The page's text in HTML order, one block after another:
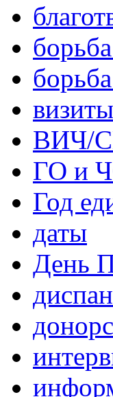
ВИЧ/
ГО и
Год
даты
День